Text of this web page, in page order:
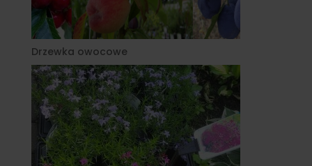
Drzewka owocowe